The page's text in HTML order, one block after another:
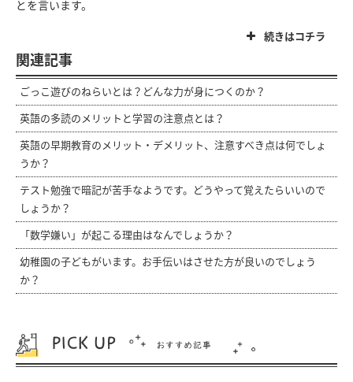
とを言います。
続きはコチラ
関連記事
ごっこ遊びのねらいとは？どんな力が身につくのか？
英語の多読のメリットと学習の注意点とは？
英語の早期教育のメリット・デメリット、注意すべき点は何でしょ
うか？
テスト勉強で暗記が苦手なようです。どうやって覚えたらいいので
しょうか？
「数学嫌い」が起こる理由はなんでしょうか？
幼稚園の子どもがいます。お手伝いはさせた方が良いのでしょう
か？